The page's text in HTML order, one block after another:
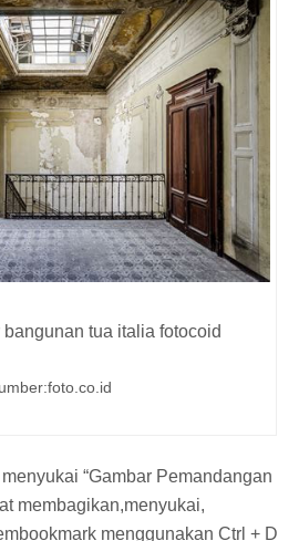
tua italia fotocoid
“Gambar Pemandangan
membagikan,menyukai,
menggunakan Ctrl + D